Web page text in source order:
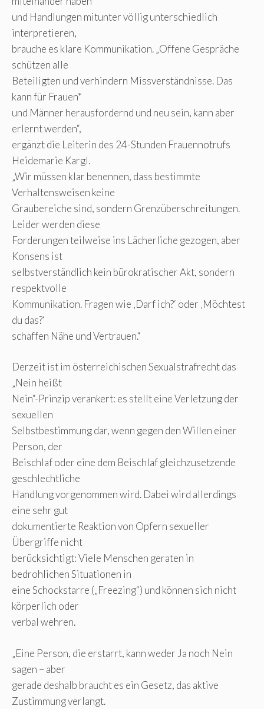
und Handlungen mitunter völlig unterschiedlich
interpretieren,
brauche es klare Kommunikation. „Offene Gespräche
schützen alle
Beteiligten und verhindern Missverständnisse. Das
kann für Frauen*
und Männer herausfordernd und neu sein, kann aber
erlernt werden“,
ergänzt die Leiterin des 24-Stunden Frauennotrufs
Heidemarie Kargl.
„Wir müssen klar benennen, dass bestimmte
Verhaltensweisen keine
Graubereiche sind, sondern Grenzüberschreitungen.
Leider werden diese
Forderungen teilweise ins Lächerliche gezogen, aber
Konsens ist
selbstverständlich kein bürokratischer Akt, sondern
respektvolle
Kommunikation. Fragen wie ‚Darf ich?‘ oder ‚Möchtest
du das?‘
schaffen Nähe und Vertrauen.“
Derzeit ist im österreichischen Sexualstrafrecht das
„Nein heißt
Nein“-Prinzip verankert: es stellt eine Verletzung der
sexuellen
Selbstbestimmung dar, wenn gegen den Willen einer
Person, der
Beischlaf oder eine dem Beischlaf gleichzusetzende
geschlechtliche
Handlung vorgenommen wird. Dabei wird allerdings
eine sehr gut
dokumentierte Reaktion von Opfern sexueller
Übergriffe nicht
berücksichtigt: Viele Menschen geraten in
bedrohlichen Situationen in
eine Schockstarre („Freezing“) und können sich nicht
körperlich oder
verbal wehren.
„Eine Person, die erstarrt, kann weder Ja noch Nein
sagen – aber
gerade deshalb braucht es ein Gesetz, das aktive
Zustimmung verlangt.